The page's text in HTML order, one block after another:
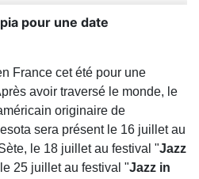
pour une date
France cet été pour une
avoir traversé le monde, le
originaire de
sera présent le 16 juillet au
le 18 juillet au festival "Jazz
25 juillet au festival "Jazz in